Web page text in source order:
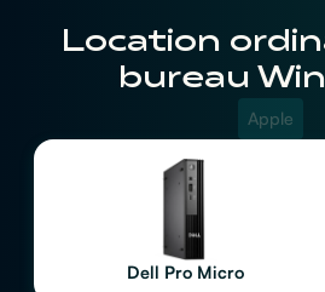
Location
bureau
Apple
Dell Pro Micro